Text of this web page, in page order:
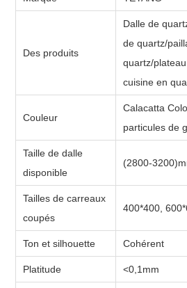
Des produits
Dalle de
de quartz/
quartz/
cuisine en
Couleur
Calacatta
particules de
Taille de dalle
disponible
(2800-
Tailles de carreaux
coupés
400*400,
Ton et silhouette Cohérent
Platitude <0,1mm